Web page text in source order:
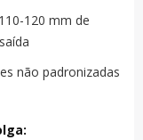
120 mm de
não padronizadas